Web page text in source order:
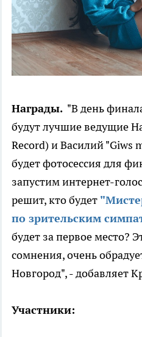
Награды. "В день
будут лучшие ведущие
Record) и Василий "Giws
будет фотосессия для
запустим интернет-
решит, кто будет
по зрительским
будет за первое место?
сомнения, очень
Новгород", - добавляет
Участники: